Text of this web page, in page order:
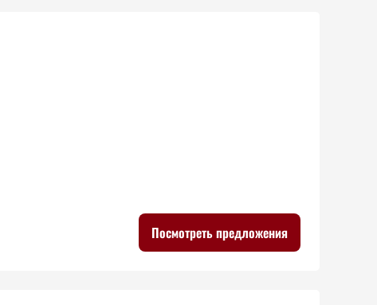
Посмотреть предложения